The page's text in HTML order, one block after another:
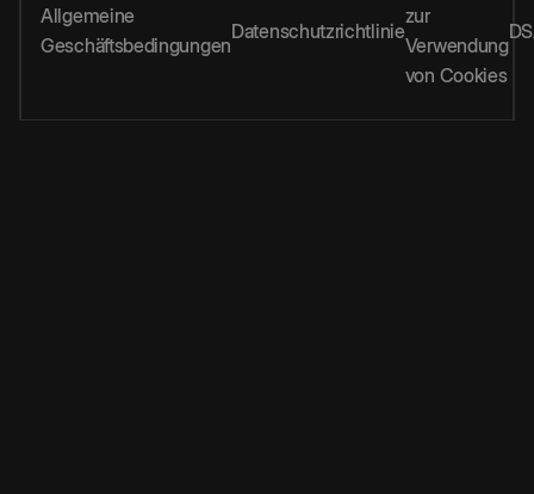
Allgemeine
Geschäftsbedingungen
Datenschutzrichtlinie
zur
Verwendung
von Cookies